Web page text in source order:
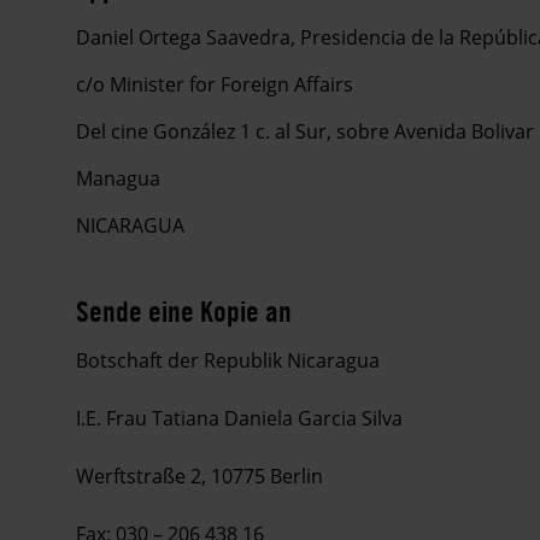
Daniel Ortega Saavedra, Presidencia de la
c/o Minister for Foreign Affairs
Del cine González 1 c. al Sur, sobre Avenida Bolivar
Managua
NICARAGUA
Sende eine Kopie an
Botschaft der Republik Nicaragua
I.E. Frau Tatiana Daniela Garcia Silva
Werftstraße 2, 10775 Berlin
Fax: 030 – 206 438 16